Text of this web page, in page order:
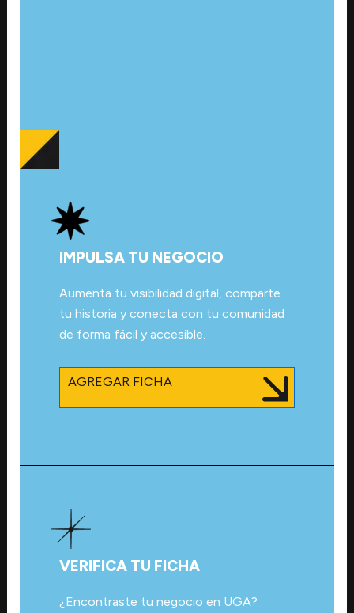
IMPULSA TU NEGOCIO
Aumenta tu visibilidad digital, comparte
tu historia y conecta con tu comunidad
de forma fácil y accesible.
AGREGAR FICHA
VERIFICA TU FICHA
¿Encontraste tu negocio en UGA?